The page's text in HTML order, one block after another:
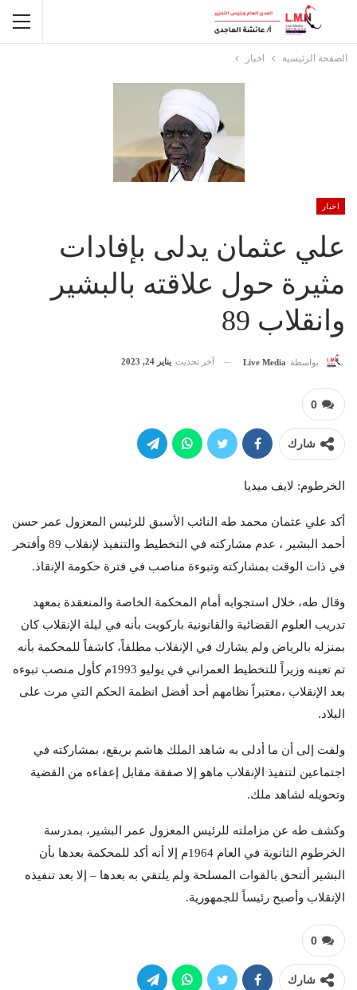
الصفحة الرئيسية اخبار
اخبار
علي عثمان يدلى بإفادات
مثيرة حول علاقته بالبشير
وانقلاب 89
بواسطة Live Media آخر تحديث يناير 24, 2023
0
شارك
الخرطوم: لايف ميديا
أكد علي عثمان محمد طه النائب الأسبق للرئيس المعزول عمر حسن
أحمد البشير ، عدم مشاركته في التخطيط والتنفيذ لإنقلاب 89 وأفتخر
في ذات الوقت بمشاركته وتبوءة مناصب في فترة حكومة الإنقاذ.
وقال طه، خلال استجوابه أمام المحكمة الخاصة والمنعقدة بمعهد
تدريب العلوم القضائية والقانونية باركويت بأنه في ليلة الإنقلاب كان
بمنزله بالرياض ولم يشارك في الإنقلاب مطلقاً، كاشفاً للمحكمة بأنه
تم تعينه وزيراً للتخطيط العمراني في يوليو 1993م كأول منصب تبوءه
بعد الإنقلاب ،معتبراً نظامهم أحد أفضل انظمة الحكم التي مرت على
البلاد.
ولفت إلى أن ما أدلى به شاهد الملك هاشم بريقع، بمشاركته في
اجتماعين لتنفيذ الإنقلاب ماهو إلا صفقة مقابل إعفاءه من القضية
وتحويله لشاهد ملك.
وكشف طه عن مزاملته للرئيس المعزول عمر البشير، بمدرسة
الخرطوم الثانوية في العام 1964م إلا أنه أكد للمحكمة بعدها بأن
البشير ألتحق بالقوات المسلحة ولم يلتقي به بعدها – إلا بعد تنفيذه
الإنقلاب وأصبح رئيساً للجمهورية.
0
شارك